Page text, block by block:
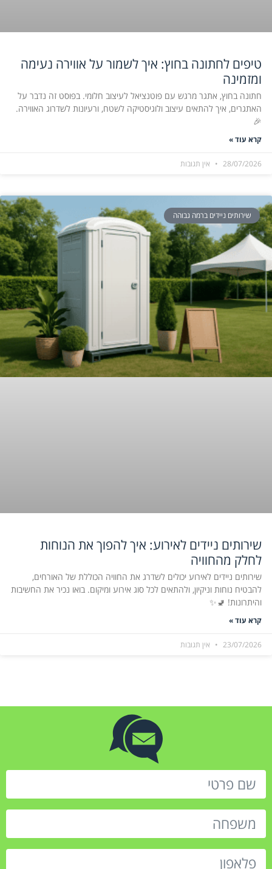
טיפים לחתונה בחוץ: איך לשמור על אווירה נעימה
ומזמינה
חתונה בחוץ, אתגר מרגש עם פוטנציאל לעיצוב חלומי. בפוסט זה נדבר על
האתגרים, איך להתאים עיצוב ולוגיסטיקה לשטח, ורעיונות לשדרוג האווירה.
🎉
קרא עוד »
28/07/2026 אין תגובות
שירותים ניידים ברמה גבוהה
שירותים ניידים לאירוע: איך להפוך את הנוחות
לחלק מהחוויה
שירותים ניידים לאירוע יכולים לשדרג את החוויה הכוללת של האורחים,
להבטיח נוחות וניקיון, ולהתאים לכל סוג אירוע ומיקום. בואו נכיר את החשיבות
והיתרונות! 🚽✨
קרא עוד »
23/07/2026 אין תגובות